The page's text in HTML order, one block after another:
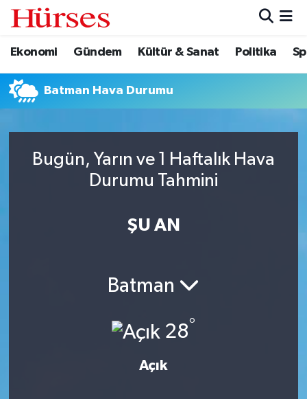
Ekonomi Gündem Kültür & Sanat Politika
Batman Hava Durumu
Bugün, Yarın ve 1 Haftalık Hava
Durumu Tahmini
ŞU AN
Batman
28°
Açık
Ekonomi
Gündem
Politika
Hava Durumu
Trafik Durumu
Tüm Manşetler